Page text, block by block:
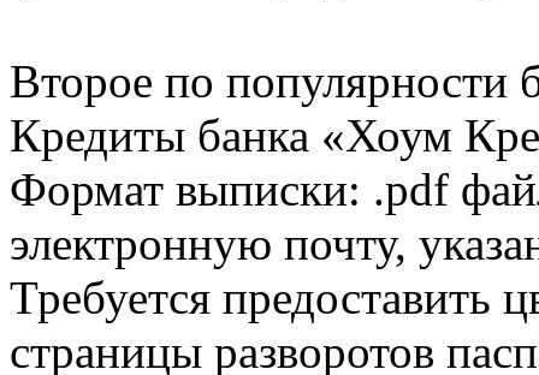
Второе по популярности
Кредиты банка «Хоум
Формат выписки: .pdf
электронную почту,
Требуется предоставить
страницы разворотов